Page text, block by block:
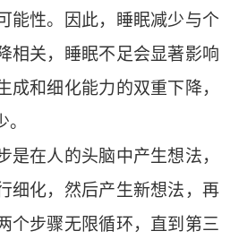
能性。因此，睡眠减少与个
相关，睡眠不足会显著影响
成和细化能力的双重下降，
在人的头脑中产生想法，
细化，然后产生新想法，再
个步骤无限循环，直到第三